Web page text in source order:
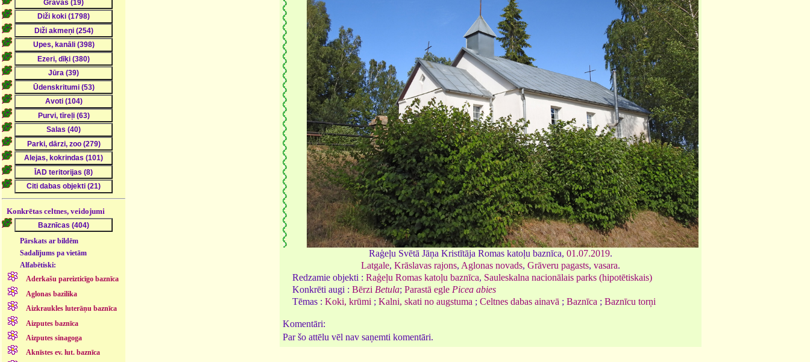
Konkrētas celtnes, veidojumi
Pārskats ar bildēm
Sadalījums pa vietām
Alfabētiski:
Aderkašu pareizticīgo baznīca
Aglonas bazilika
Aizkraukles luterāņu baznīca
Aizputes baznīca
Aizputes sinagoga
Aknīstes ev. lut. baznīca
Raģeļu Svētā Jāņa Kristītāja Romas katoļu baznīca, 01.07.2019.
Latgale, Krāslavas rajons, Aglonas novads, Grāveru pagasts, vasara.
Redzamie objekti : Raģeļu Romas katoļu baznīca, Sauleskalna nacionālais parks (hipotētiskais)
Konkrēti augi : Bērzi Betula; Parastā egle Picea abies
Tēmas : Koki, krūmi ; Kalni, skati no augstuma ; Celtnes dabas ainavā ; Baznīca ; Baznīcu torņi
Komentāri:
Par šo attēlu vēl nav saņemti komentāri.